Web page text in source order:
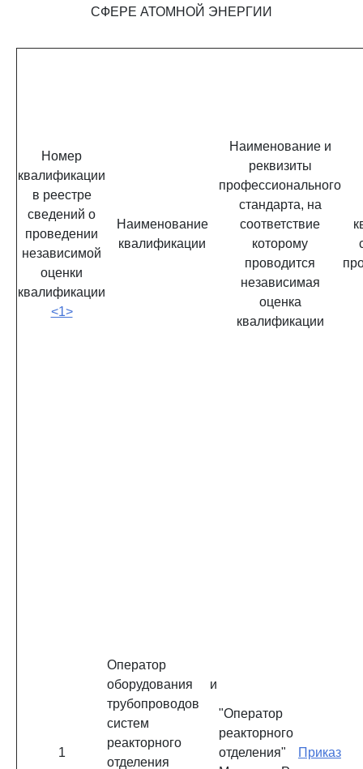
СФЕРЕ АТОМНОЙ ЭНЕРГИИ
Номер
квалификации
в реестре
сведений о
проведении
независимой
оценки
квалификации
<1>
Наименование
квалификации
Наименование и
реквизиты
профессионального
стандарта, на
соответствие
которому
проводится
независимая
оценка
квалификации
1
Оператор
оборудования и
трубопроводов
систем
реакторного
отделения
"Оператор
реакторного
отделения"
Приказ